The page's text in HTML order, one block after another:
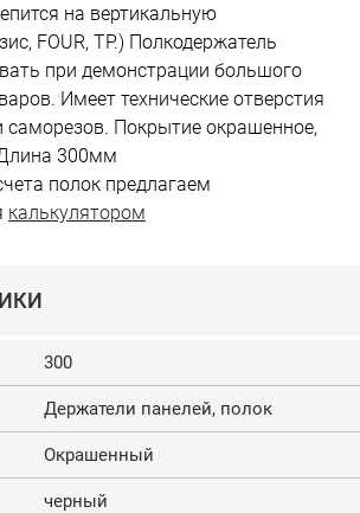
на вертикальную
FOUR, TP.) Полкодержатель
при демонстрации большого
Имеет технические отверстия
саморезов. Покрытие окрашенное,
300мм
полок предлагаем
калькулятором
300
Держатели панелей, полок
Окрашенный
черный